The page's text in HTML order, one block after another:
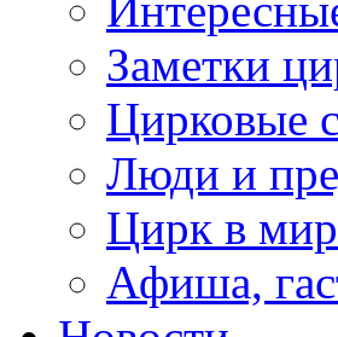
Заметки
Цирковые
Люди и
Цирк в
Афиша,